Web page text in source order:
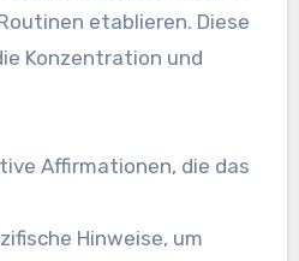
etablieren. Diese
Konzentration und
Affirmationen, die das
Hinweise, um